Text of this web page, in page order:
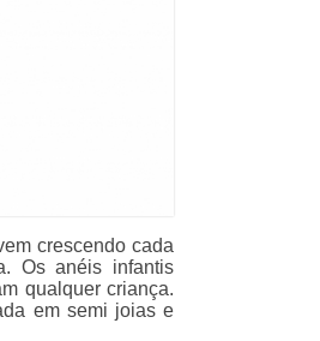
crescendo cada
Os anéis infantis
qualquer criança.
em semi joias e